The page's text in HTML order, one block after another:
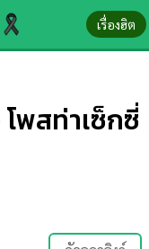
เรื่องฮิต
พสท่าเซ็กซี่